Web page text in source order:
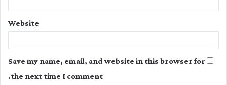
Website
Save my name, email, and website in this browser for
the next time I comment.